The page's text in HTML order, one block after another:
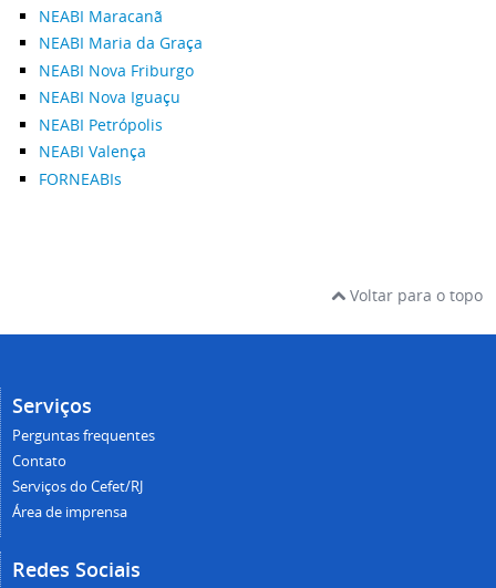
NEABI Maracanã
NEABI Maria da Graça
NEABI Nova Friburgo
NEABI Nova Iguaçu
NEABI Petrópolis
NEABI Valença
FORNEABIs
Voltar para o topo
Serviços
Perguntas frequentes
Contato
Serviços do Cefet/RJ
Área de imprensa
Redes Sociais